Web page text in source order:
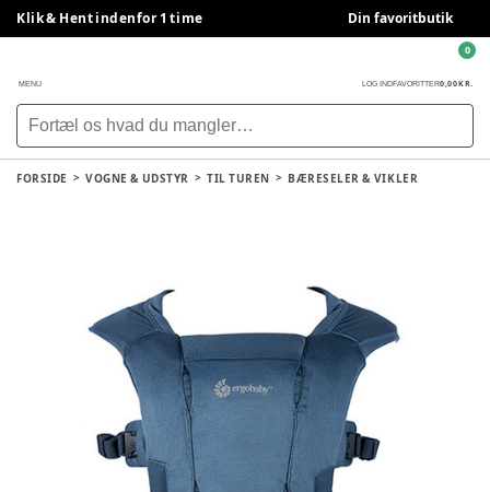
Klik & Hent indenfor 1 time Din favoritbutik
MENU LOG INDFAVORITTER0,00 KR.
0
FORSIDE VOGNE & UDSTYR TIL TUREN BÆRESELER & VIKLER